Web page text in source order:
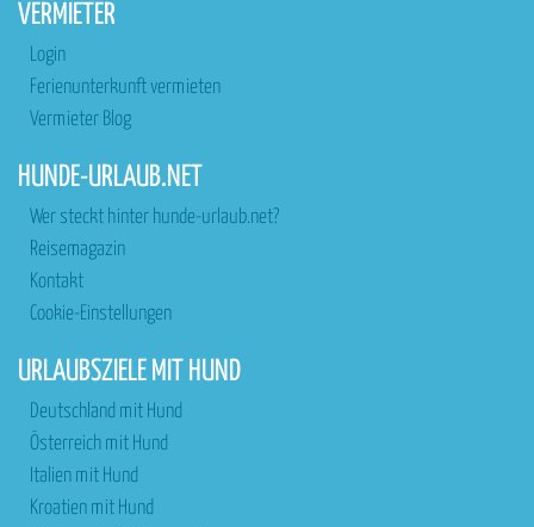
VERMIETER
Login
Ferienunterkunft vermieten
Vermieter Blog
HUNDE-URLAUB.NET
Wer steckt hinter hunde-urlaub.net?
Reisemagazin
Kontakt
Cookie-Einstellungen
URLAUBSZIELE MIT HUND
Deutschland mit Hund
Österreich mit Hund
Italien mit Hund
Kroatien mit Hund